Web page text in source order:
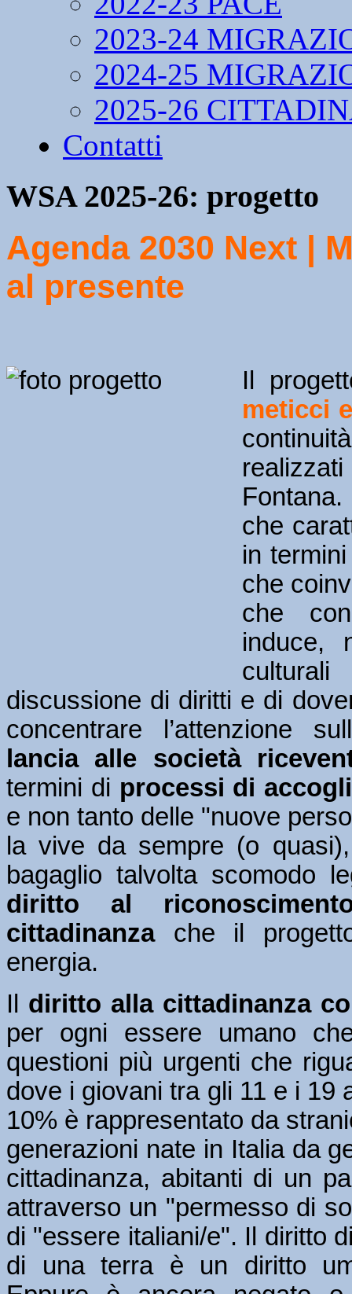
2023-24
2024-25
2025-26
Contatti
WSA 2025-26: progetto
Agenda 2030 Next |
al presente
Il
meticci
che
in
che
che
induce,
discussione di diritti e di
concentrare l’attenzione
lancia alle società
termini di processi di
e non tanto delle "nuove
la vive da sempre (o
bagaglio talvolta scomodo
diritto al
cittadinanzache il
energia.
Il diritto alla cittadinanza
per ogni essere umano
questioni più urgenti che
dove i giovani tra gli 11 e i 19
10% è rappresentato da
generazioni nate in Italia da
cittadinanza, abitanti di un
attraverso un "permesso di
di "essere italiani/e". Il diritto
di una terra è un diritto